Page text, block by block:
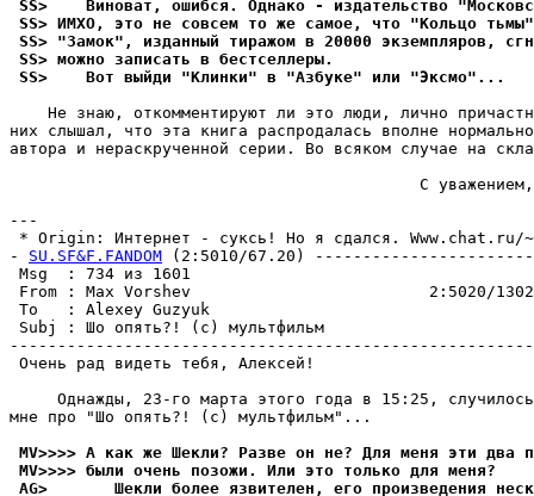
SS>    Виноват, ошибся. Однако - издательство
SS> ИМХО, это не совсем то же самое, что "Кольцо
SS> "Замок", изданный тиражом в 20000 экземпляров,
SS> можно записать в бестселлеры.
SS>    Вот выйди "Клинки" в "Азбуке" или "Эксмо"...
Не знаю, откомментируют ли это люди, лично
них слышал, что эта книга распродалась вполне
автора и нераскрученной серии. Во всяком случае на
С
---
* Origin: Интернет - суксь! Но я сдался.
- SU.SF&F.FANDOM (2:5010/67.20)
Msg  : 734
From : Max Vorshev                         2:5020/
To   : Alexey Guzyuk
Subj : Шо опять?! (с)
Очень рад видеть тебя, Алексей!
Однажды, 23-го марта этого года в 15:25,
мне про "Шо опять?! (с) мультфильм"...
MV>>>> А как же Шекли? Разве он не? Для меня эти два
MV>>>> были очень позожи. Или это только для меня?
AG>       Шекли более язвителен, его пpоизведения